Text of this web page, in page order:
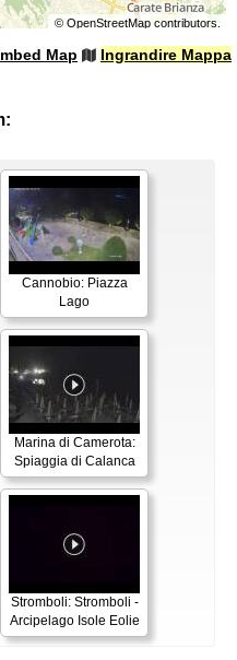
© OpenStreetMapcontributors.
Map Ingrandire Mappa
Cannobio: Piazza
Lago
Marina di Camerota:
Spiaggia di Calanca
Stromboli: Stromboli -
Arcipelago Isole Eolie